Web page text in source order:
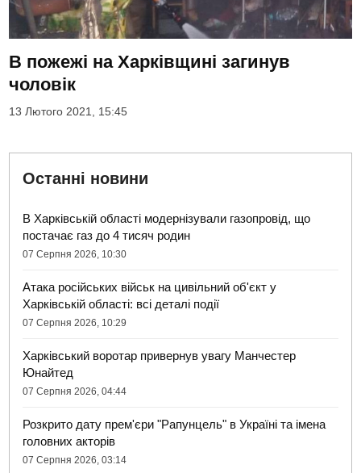
В пожежі на Харківщині загинув
чоловік
13 Лютого 2021, 15:45
Останні новини
В Харківській області модернізували газопровід, що
постачає газ до 4 тисяч родин
07 Серпня 2026, 10:30
Атака російських військ на цивільний об'єкт у
Харківській області: всі деталі події
07 Серпня 2026, 10:29
Харківський воротар привернув увагу Манчестер
Юнайтед
07 Серпня 2026, 04:44
Розкрито дату прем'єри "Рапунцель" в Україні та імена
головних акторів
07 Серпня 2026, 03:14